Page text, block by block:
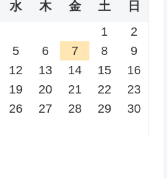
水 木 金 土
日
1
2
5 6 7 8
9
12 13 14 15
16
19 20 21 22
23
26 27 28 29
30